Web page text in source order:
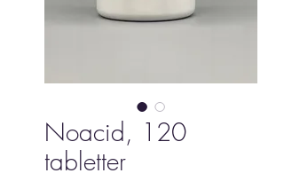
Noacid, 120
tabletter